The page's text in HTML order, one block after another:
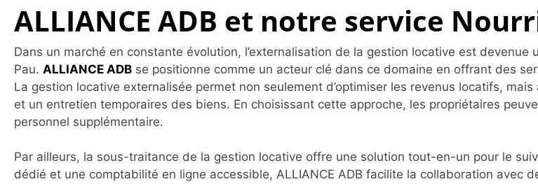
ALLIANCE ADB et notre service
Dans un marché en constante évolution, l’externalisation de la gestion locative est
Pau. ALLIANCE ADB se positionne comme un acteur clé dans ce domaine en offrant des
La gestion locative externalisée permet non seulement d’optimiser les revenus locatifs,
et un entretien temporaires des biens. En choisissant cette approche, les propriétaires
personnel supplémentaire.
Par ailleurs, la sous-traitance de la gestion locative offre une solution tout-en-un pour le
dédié et une comptabilité en ligne accessible, ALLIANCE ADB facilite la collaboration avec